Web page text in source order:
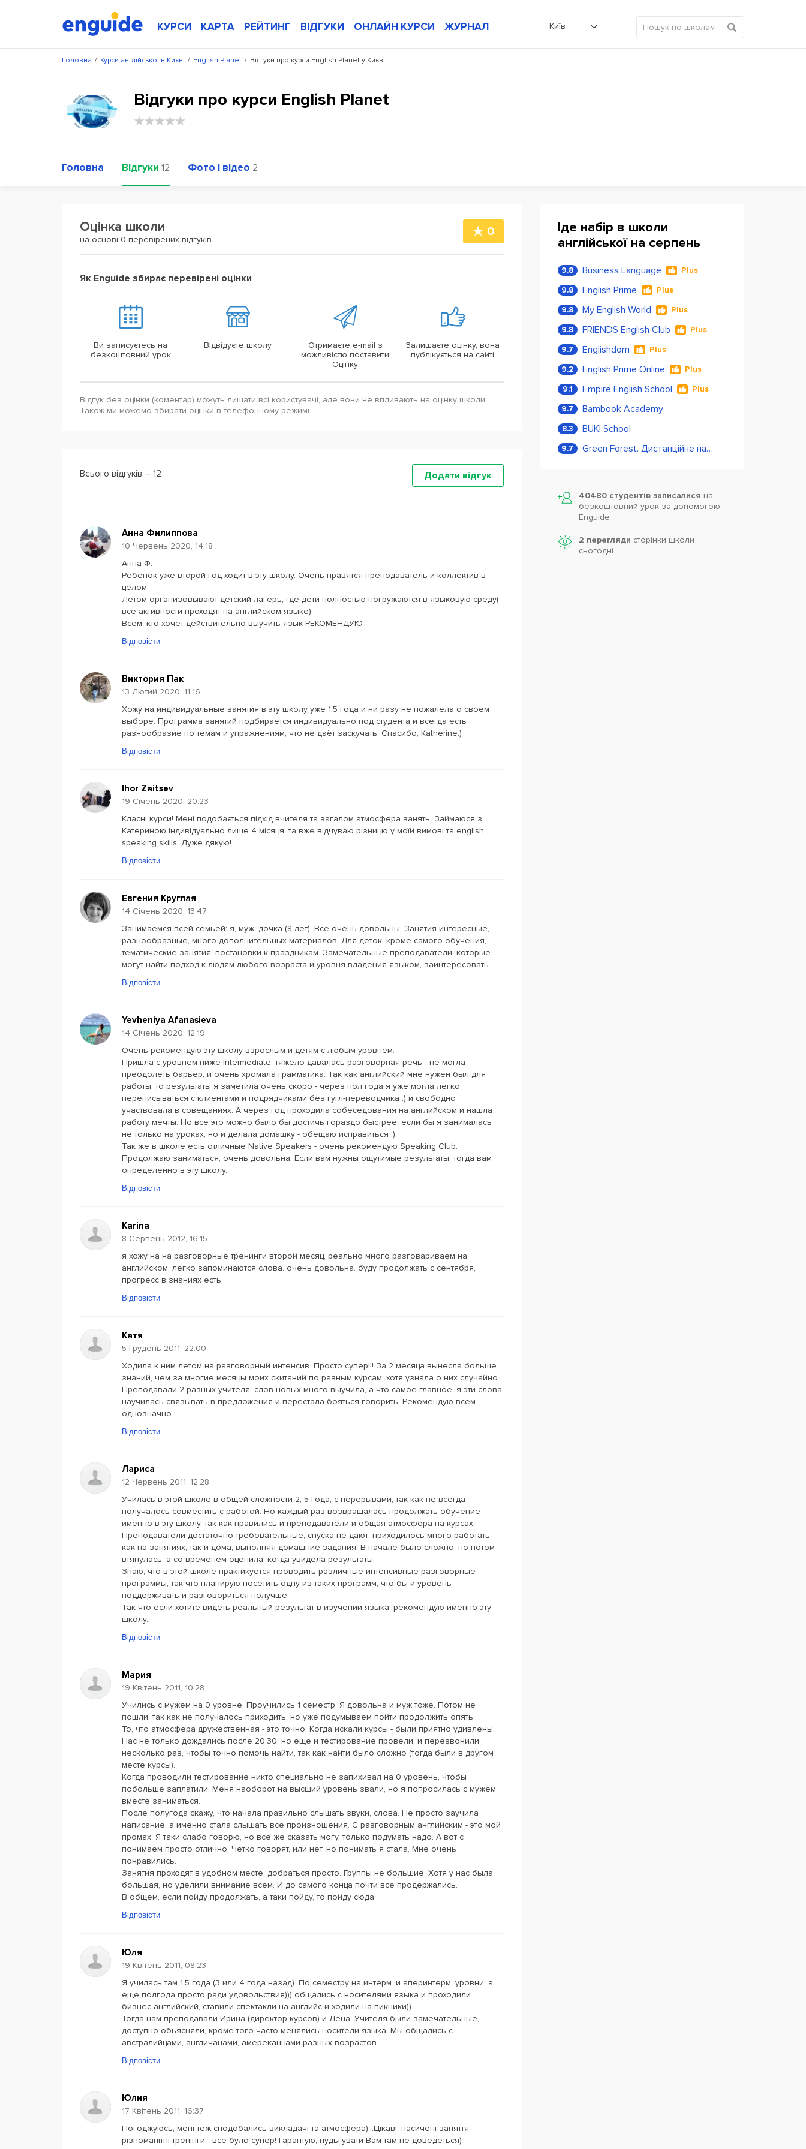
КУРСИ КАРТА РЕЙТИНГ ВІДГУКИ ОНЛАЙН КУРСИ ЖУРНАЛ Київ
/
Головна /
Курси англійської в Києві /
English Planet Відгуки про курси English Planet у Києві
Відгуки про курси English Planet
Головна Відгуки 12 Фото і відео 2
Оцінка школи
на основі 0 перевірених відгуків
0
Як Enguide збирає перевірені оцінки
Ви записуєтесь на
безкоштовний урок
Відвідуєте школу
Отримаєте e-mail з
можливістю поставити
Оцінку
Залишаєте оцінку, вона
публікується на сайті
Відгук без оцінки (коментар) можуть лишати всі користувачі, але вони не впливають на оцінку школи,
Також ми можемо збирати оцінки в телефонному режимі
Всього відгуків – 12 Додати відгук
Анна Филиппова
10 Червень 2020, 14:18
Анна Ф.
Ребенок уже второй год ходит в эту школу. Очень нравятся преподаватель и коллектив в
целом.
Летом организовывают детский лагерь, где дети полностью погружаются в языковую среду(
все активности проходят на английском языке).
Всем, кто хочет действительно выучить язык РЕКОМЕНДУЮ
Відповісти
Виктория Пак
13 Лютий 2020, 11:16
Хожу на индивидуальные занятия в эту школу уже 1,5 года и ни разу не пожалела о своём
выборе. Программа занятий подбирается индивидуально под студента и всегда есть
разнообразие по темам и упражнениям, что не даёт заскучать. Спасибо, Katherine:)
Відповісти
Ihor Zaitsev
19 Січень 2020, 20:23
Класні курси! Мені подобається підхід вчителя та загалом атмосфера занять. Займаюся з
Катериною індивідуально лише 4 місяця, та вже відчуваю різницю у моїй вимові та english
speaking skills. Дуже дякую!
Відповісти
Евгения Круглая
14 Січень 2020, 13:47
Занимаемся всей семьей: я, муж, дочка (8 лет). Все очень довольны. Занятия интересные,
разнообразные, много дополнительных материалов. Для деток, кроме самого обучения,
тематические занятия, постановки к праздникам. Замечательные преподаватели, которые
могут найти подход к людям любого возраста и уровня владения языком, заинтересовать.
Відповісти
Yevheniya Afanasieva
14 Січень 2020, 12:19
Очень рекомендую эту школу взрослым и детям с любым уровнем.
Пришла с уровнем ниже Intermediate, тяжело давалась разговорная речь - не могла
преодолеть барьер, и очень хромала грамматика. Так как английский мне нужен был для
работы, то результаты я заметила очень скоро - через пол года я уже могла легко
переписываться с клиентами и подрядчиками без гугл-переводчика :) и свободно
участвовала в совещаниях. А через год проходила собеседования на английском и нашла
работу мечты. Но все это можно было бы достичь гораздо быстрее, если бы я занималась
не только на уроках, но и делала домашку - обещаю исправиться :)
Так же в школе есть отличные Native Speakers - очень рекомендую Speaking Club.
Продолжаю заниматься, очень довольна. Если вам нужны ощутимые результаты, тогда вам
определенно в эту школу.
Відповісти
Karina
8 Серпень 2012, 16:15
я хожу на на разговорные тренинги второй месяц, реально много разговариваем на
английском, легко запоминаются слова. очень довольна. буду продолжать с сентября,
прогресс в знаниях есть
Відповісти
Катя
5 Грудень 2011, 22:00
Ходила к ним летом на разговорный интенсив. Просто супер!!! За 2 месяца вынесла больше
знаний, чем за многие месяцы моих скитаний по разным курсам, хотя узнала о них случайно.
Преподавали 2 разных учителя, слов новых много выучила, а что самое главное, я эти слова
научилась связывать в предложения и перестала бояться говорить. Рекомендую всем
однозначно.
Відповісти
Лариса
12 Червень 2011, 12:28
Училась в этой школе в общей сложности 2, 5 года, с перерывами, так как не всегда
получалось совместить с работой. Но каждый раз возвращалась продолжать обучение
именно в эту школу, так как нравились и преподаватели и общая атмосфера на курсах.
Преподаватели достаточно требовательные, спуска не дают: приходилось много работать
как на занятиях, так и дома, выполняя домашние задания. В начале было сложно, но потом
втянулась, а со временем оценила, когда увидела результаты.
Знаю, что в этой школе практикуется проводить различные интенсивные разговорные
программы, так что планирую посетить одну из таких программ, что бы и уровень
поддерживать и разговориться получше.
Так что если хотите видеть реальный результат в изучении языка, рекомендую именно эту
школу.
Відповісти
Мария
19 Квітень 2011, 10:28
Учились с мужем на 0 уровне. Проучились 1 семестр. Я довольна и муж тоже. Потом не
пошли, так как не получалось приходить, но уже подумываем пойти продолжить опять.
То, что атмосфера дружественная - это точно. Когда искали курсы - были приятно удивлены.
Нас не только дождались после 20.30, но еще и тестирование провели, и перезвонили
несколько раз, чтобы точно помочь найти, так как найти было сложно (тогда были в другом
месте курсы).
Когда проводили тестирование никто специально не запихивал на 0 уровень, чтобы
побольше заплатили. Меня наоборот на высший уровень звали, но я попросилась с мужем
вместе заниматься.
После полугода скажу, что начала правильно слышать звуки, слова. Не просто заучила
написание, а именно стала слышать все произношения. С разговорным английским - это мой
промах. Я таки слабо говорю, но все же сказать могу, только подумать надо. А вот с
понимаем просто отлично. Четко говорят, или нет, но понимать я стала. Мне очень
понравились.
Занятия проходят в удобном месте, добраться просто. Группы не большие. Хотя у нас была
большая, но уделили внимание всем. И до самого конца почти все продержались.
В общем, если пойду продолжать, а таки пойду, то пойду сюда.
Відповісти
Юля
19 Квітень 2011, 08:23
Я училась там 1,5 года (3 или 4 года назад). По семестру на интерм. и аперинтерм. уровни, а
еще полгода просто ради удовольствия))) общались с носителями языка и проходили
бизнес-английский, ставили спектакли на английс и ходили на пикники))
Тогда нам преподавали Ирина (директор курсов) и Лена. Учителя были замечательные,
доступно обьясняли, кроме того часто менялись носители языка. Мы общались с
австралийцами, англичанами, амереканцами разных возрастов.
Відповісти
Юлия
17 Квітень 2011, 16:37
Погоджуюсь, мені теж сподобались викладачі та атмосфера)...Цікаві, насичені заняття,
різноманітні тренінги - все було супер! Гарантую, нудьгувати Вам там не доведеться)
Іде набір в школи
англійської на серпень
9.8 Business Language Plus
9.8 English Prime Plus
9.8 My English World Plus
9.8 FRIENDS English Club Plus
9.7 Englishdom Plus
9.2 English Prime Online Plus
9.1 Empire English School Plus
9.7 Bambook Academy
8.3 BUKI School
9.7 Green Forest. Дистанційне навчання
40480 студентів записалися на
безкоштовний урок за допомогою
Enguide
2 перегляди сторінки школи
cьогодні